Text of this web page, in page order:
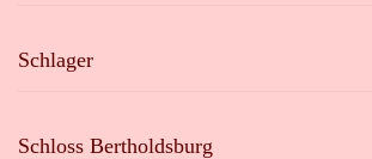
Schlager
Schloss Bertholdsburg